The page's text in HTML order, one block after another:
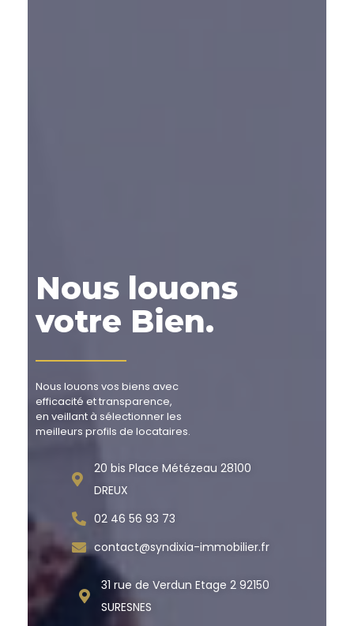
Nous louons
votre Bien.
Nous louons vos biens avec
efficacité et transparence,
en veillant à sélectionner les
meilleurs profils de locataires.
20 bis Place Métézeau 28100
DREUX
02 46 56 93 73
contact@syndixia-immobilier.fr
31 rue de Verdun Etage 2 92150
SURESNES